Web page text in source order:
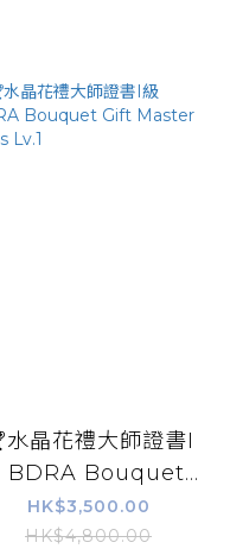
水晶花禮大師證書I
BDRA Bouquet...
HK$3,500.00
HK$4,800.00